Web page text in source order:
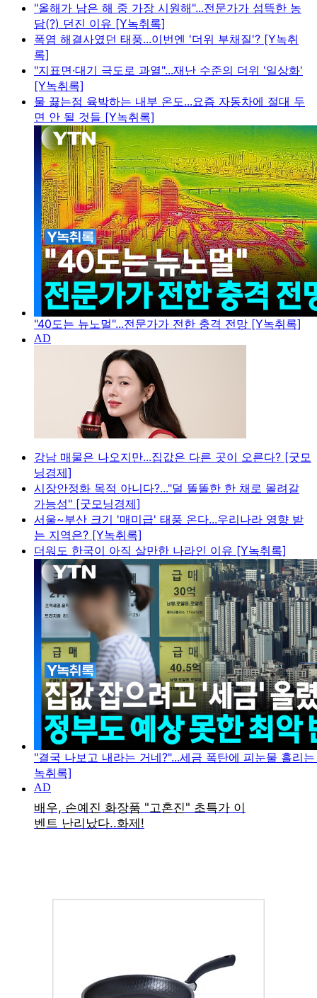
"올해가 남은 해 중 가장 시원해"...전문가가 섬뜩한 농
담(?) 던진 이유 [Y녹취록]
폭염 해결사였던 태풍...이번엔 '더위 부채질'? [Y녹취
록]
"지표면·대기 극도로 과열"...재난 수준의 더위 '일상화'
[Y녹취록]
물 끓는점 육박하는 내부 온도...요즘 자동차에 절대 두
면 안 될 것들 [Y녹취록]
"40도는 뉴노멀"...전문가가 전한 충격 전망 [Y녹취록]
강남 매물은 나오지만...집값은 다른 곳이 오른다? [굿모
닝경제]
시장안정화 목적 아니다?..."덜 똘똘한 한 채로 몰려갈
가능성" [굿모닝경제]
서울~부산 크기 '매미급' 태풍 온다...우리나라 영향 받
는 지역은? [Y녹취록]
더워도 한국이 아직 살만한 나라인 이유 [Y녹취록]
"결국 나보고 내라는 거네?"...세금 폭탄에 피눈물 흘리
녹취록]